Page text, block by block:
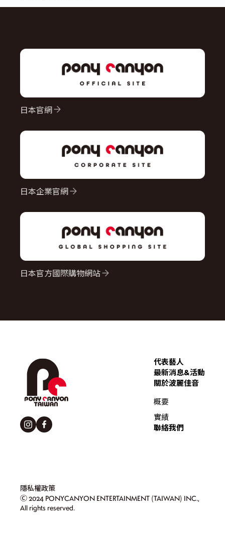
日本官網
日本企業官網
日本官方國際購物網站
代表藝人
最新消息&活動
關於波麗佳音
概要
實績
聯絡我們
隱私權政策
Ⓒ 2024 PONYCANYON ENTERTAINMENT (TAIWAN) INC.,
All rights reserved.